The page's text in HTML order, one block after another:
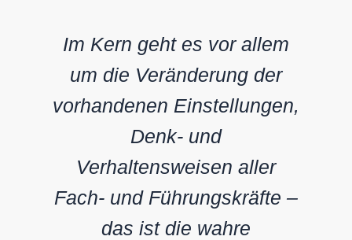
Im Kern geht es vor allem
um die Veränderung der
vorhandenen Einstellungen,
Denk- und
Verhaltensweisen aller
Fach- und Führungskräfte –
das ist die wahre